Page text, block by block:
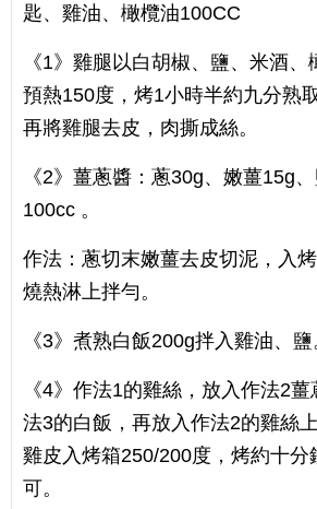
匙、雞油、橄欖油100CC
《1》雞腿以白胡椒、鹽、米酒
預熱150度，烤1小時半約九分熟
再將雞腿去皮，肉撕成絲。
《2》薑蔥醬：蔥30g、嫩薑15g
100cc 。
作法：蔥切末嫩薑去皮切泥，入
燒熱淋上拌勻。
《3》煮熟白飯200g拌入雞油、鹽
《4》作法1的雞絲，放入作法2
法3的白飯，再放入作法2的雞絲
雞皮入烤箱250/200度，烤約十分
可。